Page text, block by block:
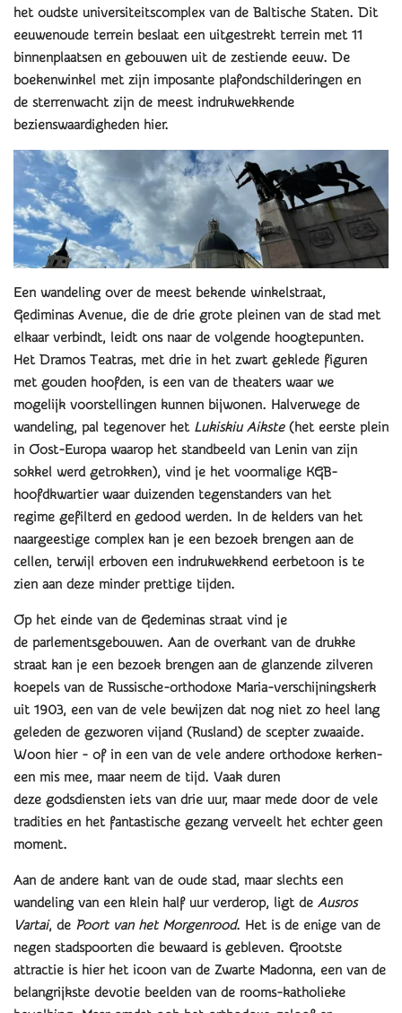
het oudste universiteitscomplex van de Baltische Staten. Dit
eeuwenoude terrein beslaat een uitgestrekt terrein met 11
binnenplaatsen en gebouwen uit de zestiende eeuw. De
boekenwinkel met zijn imposante plafondschilderingen en
de sterrenwacht zijn de meest indrukwekkende
bezienswaardigheden hier.
Een wandeling over de meest bekende winkelstraat,
Gediminas Avenue, die de drie grote pleinen van de stad met
elkaar verbindt, leidt ons naar de volgende hoogtepunten.
Het Dramos Teatras, met drie in het zwart geklede figuren
met gouden hoofden, is een van de theaters waar we
mogelijk voorstellingen kunnen bijwonen. Halverwege de
wandeling, pal tegenover het Lukiskiu Aikste(het eerste plein
in Oost-Europa waarop het standbeeld van Lenin van zijn
sokkel werd getrokken), vind je het voormalige KGB-
hoofdkwartier waar duizenden tegenstanders van het
regime gefilterd en gedood werden. In de kelders van het
naargeestige complex kan je een bezoek brengen aan de
cellen, terwijl erboven een indrukwekkend eerbetoon is te
zien aan deze minder prettige tijden.
Op het einde van de Gedeminas straat vind je
de parlementsgebouwen. Aan de overkant van de drukke
straat kan je een bezoek brengen aan de glanzende zilveren
koepels van de Russische-orthodoxe Maria-verschijningskerk
uit 1903, een van de vele bewijzen dat nog niet zo heel lang
geleden de gezworen vijand (Rusland) de scepter zwaaide.
Woon hier - of in een van de vele andere orthodoxe kerken-
een mis mee, maar neem de tijd. Vaak duren
deze godsdiensten iets van drie uur, maar mede door de vele
tradities en het fantastische gezang verveelt het echter geen
moment.
Aan de andere kant van de oude stad, maar slechts een
wandeling van een klein half uur verderop, ligt de Ausros
Vartai, de Poort van het Morgenrood. Het is de enige van de
negen stadspoorten die bewaard is gebleven. Grootste
attractie is hier het icoon van de Zwarte Madonna, een van de
belangrijkste devotie beelden van de rooms-katholieke